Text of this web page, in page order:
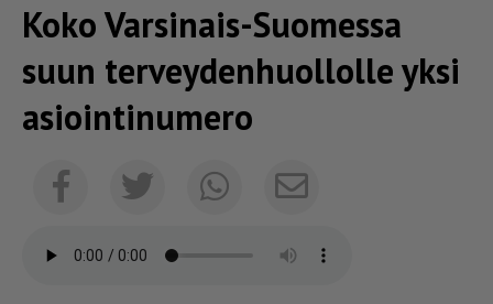
Koko Varsinais-Suomessa
suun tervey­den­huol­lolle yksi
asiointinumero
FacebookTwitterWhatsappSähköposti